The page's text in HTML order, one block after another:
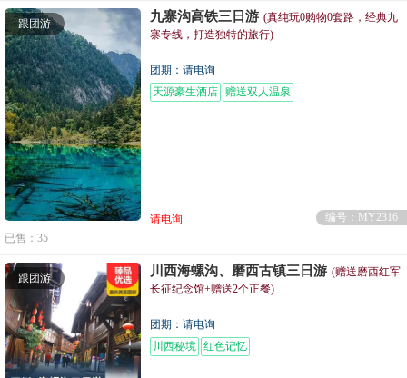
跟团游 九寨沟高铁三日游 (真纯玩0购物0套路，经典九
寨专线，打造独特的旅行)
团期：请电询
天源豪生酒店 赠送双人温泉
请电询
编号：MY2316
已售：35
跟团游 川西海螺沟、磨西古镇三日游 (赠送磨西红军
长征纪念馆+赠送2个正餐)
团期：请电询
川西秘境 红色记忆